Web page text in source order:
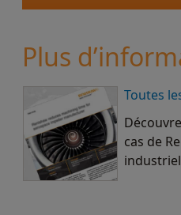
Plus
Toutes
cas de